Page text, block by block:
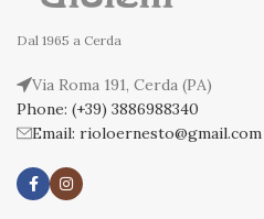
Dal 1965 a Cerda
Via Roma 191, Cerda (PA)
Phone: (+39) 3886988340
Email: rioloernesto@gmail.com